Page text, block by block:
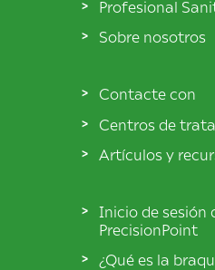
Profesional
Sobre nosotros
Contacte con
Centros de
Artículos y
Inicio de sesión
PrecisionPoint
¿Qué es la